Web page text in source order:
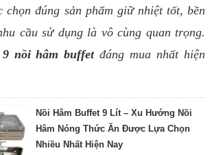
chọn đúng sản phẩm giữ nhiệt tốt, bền
cầu sử dụng là vô cùng quan trọng.
nồi hâm buffetđáng mua nhất hiện
Nồi Hâm Buffet 9 Lít – Xu Hướng Nồi
Hâm Nóng Thức Ăn Được Lựa Chọn
Nhiều Nhất Hiện Nay